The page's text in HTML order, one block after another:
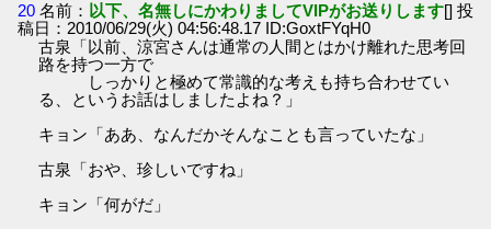
20 名前： 以下、名無しにかわりましてVIPがお送りします[] 投
稿日：2010/06/29(火) 04:56:48.17 ID:GoxtFYqH0
古泉「以前、涼宮さんは通常の人間とはかけ離れた思考回
路を持つ一方で
しっかりと極めて常識的な考えも持ち合わせてい
る、というお話はしましたよね？」
キョン「ああ、なんだかそんなことも言っていたな」
古泉「おや、珍しいですね」
キョン「何がだ」